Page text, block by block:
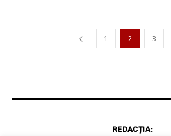
1 2 3
REDACȚIA: